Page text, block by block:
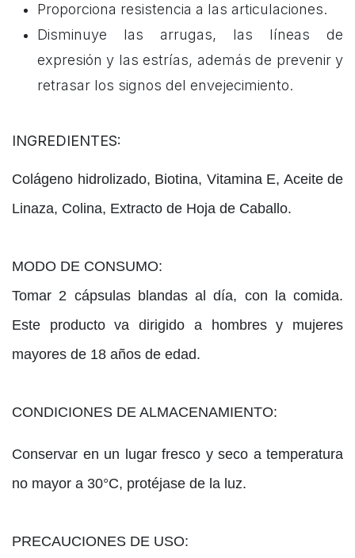
Proporciona resistencia a las articulaciones.
Disminuye las arrugas, las líneas de
expresión y las estrías, además de prevenir y
retrasar los signos del envejecimiento.
INGREDIENTES:
Colágeno hidrolizado, Biotina, Vitamina E, Aceite de
Linaza, Colina, Extracto de Hoja de Caballo.
MODO DE CONSUMO:
Tomar 2 cápsulas blandas al día, con la comida.
Este producto va dirigido a hombres y mujeres
mayores de 18 años de edad.
CONDICIONES DE ALMACENAMIENTO:
Conservar en un lugar fresco y seco a temperatura
no mayor a 30°C, protéjase de la luz.
PRECAUCIONES DE USO: